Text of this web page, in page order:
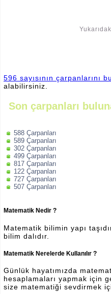
596 sayısının çarpanlarını
alabilirsiniz.
Son çarpanları
588 Çarpanları
589 Çarpanları
302 Çarpanları
499 Çarpanları
817 Çarpanları
122 Çarpanları
727 Çarpanları
507 Çarpanları
Matematik Nedir ?
Matematik bilimin yapı
bilim dalıdır.
Matematik Nerelerde Kullanılır ?
Günlük hayatımızda
hesaplamaları yapmak için
size matematiği sevdirmek